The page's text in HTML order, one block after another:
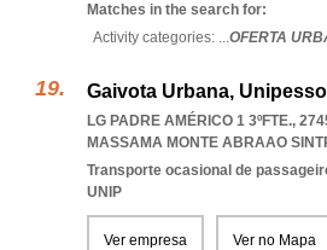
Matches in the search for:
Activity categories: ...OFERTA
Gaivota Urbana,
LG PADRE AMÉRICO 1 3ºFTE.,
MASSAMA MONTE ABRAAO
Transporte ocasional de
UNIP
Ver empresa Ver no Mapa